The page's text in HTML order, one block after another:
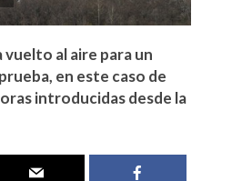
vuelto al aire para un
en este caso de
introducidas desde la